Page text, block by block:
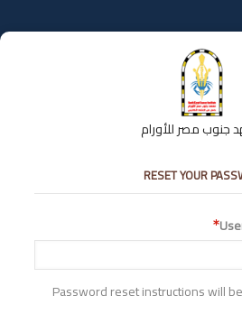
جنوب مصر للأورام
RESET YOUR
Password reset instructions will